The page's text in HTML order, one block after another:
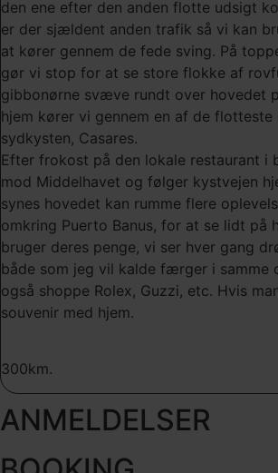
den ene efter den anden flotte udsigt
er der sjældent anden trafik så vi kan
at kører gennem de fede sving. På
gør vi stop for at se store flokke af
gibbonørne svæve rundt over hovedet
hjem kører vi gennem en af de flotteste
sydkysten, Casares.
Efter frokost på den lokale restaurant i
mod Middelhavet og følger kystvejen
synes hovedet kan rumme flere
omkring Puerto Banus, for at se lidt på
bruger deres penge, vi ser hver gang
både som jeg vil kalde færger i samme
også shoppe Rolex, Guzzi, etc. Hvis
souvenir med hjem.
300km.
ANMELDELSER